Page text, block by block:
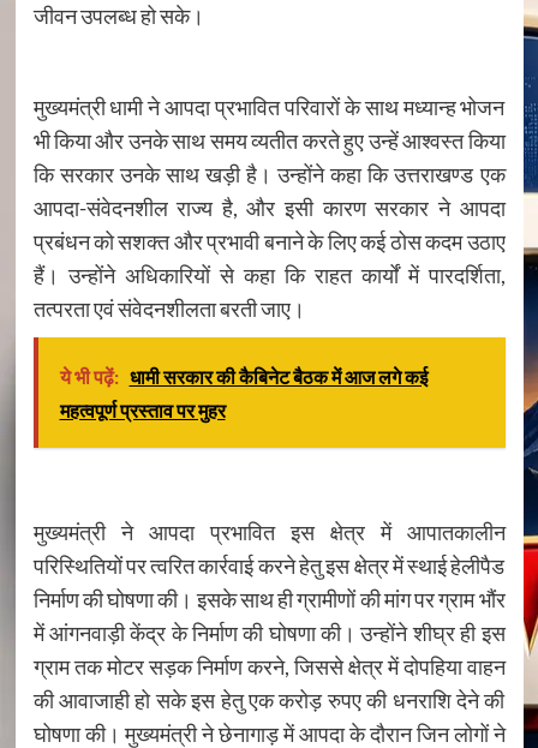
जीवन उपलब्ध हो सके।
मुख्यमंत्री धामी ने आपदा प्रभावित परिवारों के साथ मध्यान्ह भोजन
भी किया और उनके साथ समय व्यतीत करते हुए उन्हें आश्वस्त किया
कि सरकार उनके साथ खड़ी है। उन्होंने कहा कि उत्तराखण्ड एक
आपदा-संवेदनशील राज्य है, और इसी कारण सरकार ने आपदा
प्रबंधन को सशक्त और प्रभावी बनाने के लिए कई ठोस कदम उठाए
हैं। उन्होंने अधिकारियों से कहा कि राहत कार्यों में पारदर्शिता,
तत्परता एवं संवेदनशीलता बरती जाए।
ये भी पढ़ें: धामी सरकार की कैबिनेट बैठक में आज लगे कई
महत्वपूर्ण प्रस्ताव पर मुहर
मुख्यमंत्री ने आपदा प्रभावित इस क्षेत्र में आपातकालीन
परिस्थितियों पर त्वरित कार्रवाई करने हेतु इस क्षेत्र में स्थाई हेलीपैड
निर्माण की घोषणा की। इसके साथ ही ग्रामीणों की मांग पर ग्राम भौंर
में आंगनवाड़ी केंद्र के निर्माण की घोषणा की। उन्होंने शीघ्र ही इस
ग्राम तक मोटर सड़क निर्माण करने, जिससे क्षेत्र में दोपहिया वाहन
की आवाजाही हो सके इस हेतु एक करोड़ रुपए की धनराशि देने की
घोषणा की। मुख्यमंत्री ने छेनागाड़ में आपदा के दौरान जिन लोगों ने